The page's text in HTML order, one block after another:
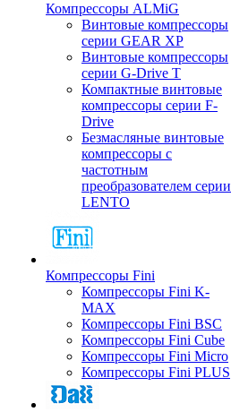
Компрессоры ALMiG
Винтовые компрессоры
серии GEAR XP
Винтовые компрессоры
серии G-Drive T
Компактные винтовые
компрессоры серии F-
Drive
Безмасляные винтовые
компрессоры с
частотным
преобразователем серии
LENTO
Компрессоры Fini
Компрессоры Fini K-
MAX
Компрессоры Fini BSC
Компрессоры Fini Cube
Компрессоры Fini Micro
Компрессоры Fini PLUS